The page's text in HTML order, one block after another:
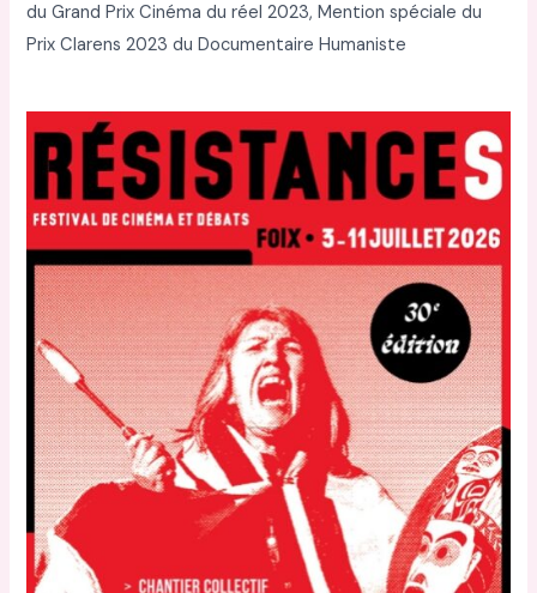
du Grand Prix Cinéma du réel 2023, Mention spéciale du
Prix Clarens 2023 du Documentaire Humaniste